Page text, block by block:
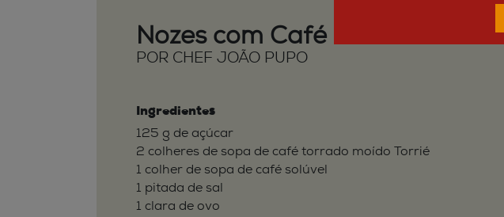
Nozes com Café
POR CHEF JOÃO PUPO
Ingredientes
125 g de açúcar
2 colheres de sopa de café torrado moído Torrié
1 colher de sopa de café solúvel
1 pitada de sal
1 clara de ovo